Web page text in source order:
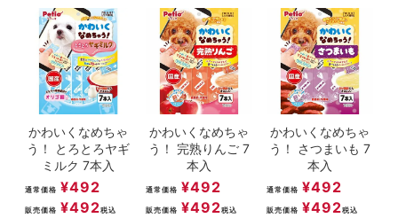
かわいくなめちゃ
う！ とろとろヤギ
ミルク 7本入
通常価格 ¥492
販売価格 ¥492税込
かわいくなめちゃ
う！ 完熟りんご 7
本入
通常価格 ¥492
販売価格 ¥492税込
かわいくなめちゃ
う！ さつまいも 7
本入
通常価格 ¥492
販売価格 ¥492税込